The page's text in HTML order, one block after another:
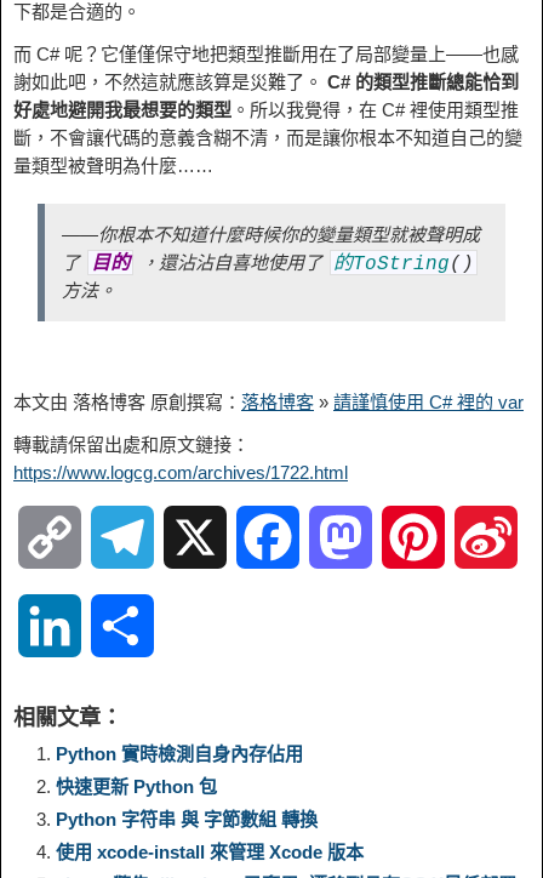
下都是合適的。
而 C# 呢？它僅僅保守地把類型推斷用在了局部變量上——也感
謝如此吧，不然這就應該算是災難了。 C# 的類型推斷總能恰到
好處地避開我最想要的類型 。所以我覺得，在 C# 裡使用類型推
斷，不會讓代碼的意義含糊不清，而是讓你根本不知道自己的變
量類型被聲明為什麼……
——你根本不知道什麼時候你的變量類型就被聲明成
了 目的 ，還沾沾自喜地使用了 的ToString( )
方法。
本文由 落格博客 原創撰寫： 落格博客 » 請謹慎使用 C# 裡的 var
轉載請保留出處和原文鏈接：
https://www.logcg.com/archives/1722.html
o
y
L
i
g
r o
n
k
a
r
相關文章：
Python 實時檢測自身內存佔用
快速更新 Python 包
Python 字符串 與 字節數組 轉換
使用 xcode-install 來管理 Xcode 版本